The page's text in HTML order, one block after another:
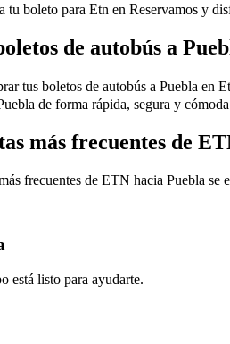
tu boleto para Etn en Reservamos y
de autobús a
tus boletos de autobús a Puebla
de forma rápida, segura y
más frecuentes de
frecuentes de ETN hacia Puebla se
está listo para ayudarte.